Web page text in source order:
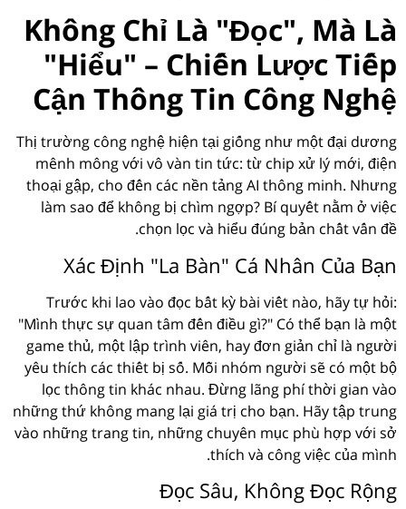
Không Chỉ Là "Đọc", Mà Là
"Hiểu" – Chiến Lược Tiếp
Cận Thông Tin Công Nghệ
Thị trường công nghệ hiện tại giống như một đại dương
mênh mông với vô vàn tin tức: từ chip xử lý mới, điện
thoại gập, cho đến các nền tảng AI thông minh. Nhưng
làm sao để không bị chìm ngợp? Bí quyết nằm ở việc
chọn lọc và hiểu đúng bản chất vấn đề.
Xác Định "La Bàn" Cá Nhân Của Bạn
Trước khi lao vào đọc bất kỳ bài viết nào, hãy tự hỏi:
"Mình thực sự quan tâm đến điều gì?" Có thể bạn là một
game thủ, một lập trình viên, hay đơn giản chỉ là người
yêu thích các thiết bị số. Mỗi nhóm người sẽ có một bộ
lọc thông tin khác nhau. Đừng lãng phí thời gian vào
những thứ không mang lại giá trị cho bạn. Hãy tập trung
vào những trang tin, những chuyên mục phù hợp với sở
thích và công việc của mình.
Đọc Sâu, Không Đọc Rộng